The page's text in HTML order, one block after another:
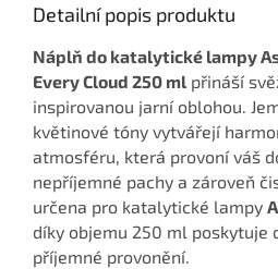
Detailní popis produktu
Náplň do katalytické lampy
Every Cloud 250 ml přináší
inspirovanou jarní oblohou.
květinové tóny vytvářejí
atmosféru, která provoní váš
nepříjemné pachy a zároveň
určena pro katalytické lampy
díky objemu 250 ml poskytuje
příjemné provonění.